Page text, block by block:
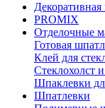
Декоративная
PROMIX
Отделочные
Готовая
Клей для
Стеклохолст
Шпаклевки
Шпатлевки